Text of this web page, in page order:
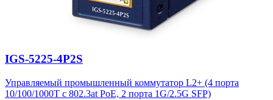
IGS-5225-4P2S
Управляемый промышленный коммутатор L2+ (4 порта
10/100/1000T с 802.3at PoE, 2 порта 1G/2.5G SFP)